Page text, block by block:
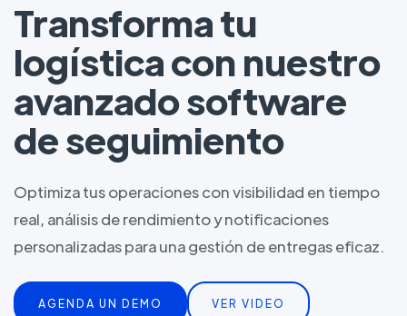
Transforma tu
logística con nuestro
avanzado software
de seguimiento
Optimiza tus operaciones con visibilidad en tiempo
real, análisis de rendimiento y notificaciones
personalizadas para una gestión de entregas eficaz.
AGENDA UN DEMO VER VIDEO